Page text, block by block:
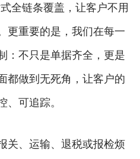
全链条覆盖，让客户不用
更重要的是，我们在每一
：不只是单据齐全，更是
都做到无死角，让客户的
、可追踪。
关、运输、退税或报检烦